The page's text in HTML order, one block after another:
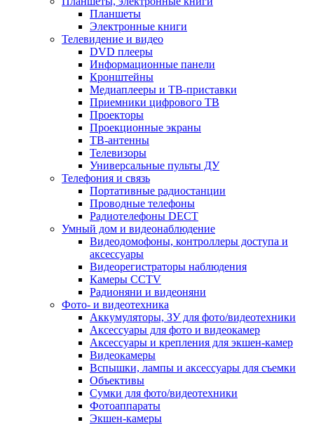
Планшеты
Электронные книги
Телевидение и видео
DVD плееры
Информационные панели
Кронштейны
Медиаплееры и ТВ-приставки
Приемники цифрового ТВ
Проекторы
Проекционные экраны
ТВ-антенны
Телевизоры
Универсальные пульты ДУ
Телефония и связь
Портативные радиостанции
Проводные телефоны
Радиотелефоны DECT
Умный дом и видеонаблюдение
Видеодомофоны, контроллеры доступа и
аксессуары
Видеорегистраторы наблюдения
Камеры CCTV
Радионяни и видеоняни
Фото- и видеотехника
Аккумуляторы, ЗУ для фото/видеотехники
Аксессуары для фото и видеокамер
Аксессуары и крепления для экшен-камер
Видеокамеры
Вспышки, лампы и аксессуары для съемки
Объективы
Сумки для фото/видеотехники
Фотоаппараты
Экшен-камеры